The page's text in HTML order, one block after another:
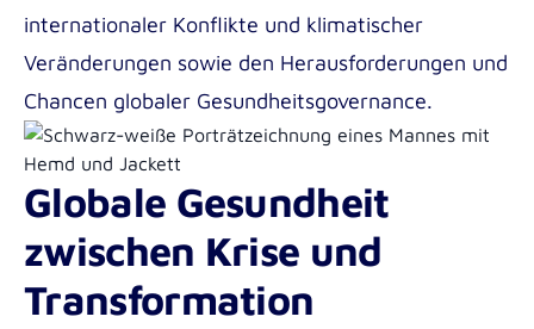
internationaler Konflikte und klimatischer
Veränderungen sowie den Herausforderungen und
Chancen globaler Gesundheitsgovernance.
Globale Gesundheit
zwischen Krise und
Transformation